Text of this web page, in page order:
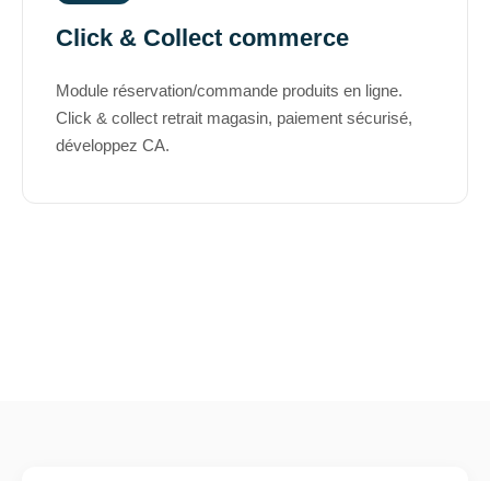
Click & Collect commerce
Module réservation/commande produits en ligne.
Click & collect retrait magasin, paiement sécurisé,
développez CA.